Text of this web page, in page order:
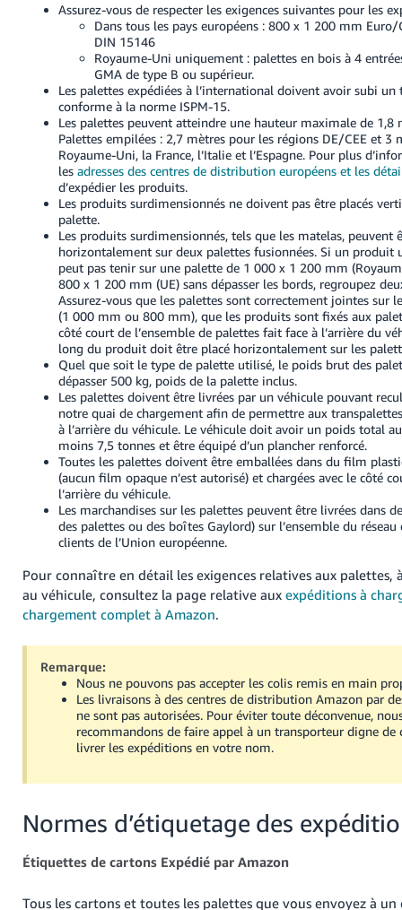
Assurez-vous de respecter les exigences suivantes pour les
Dans tous les pays européens : 800 x 1 200 mm Euro/
DIN 15146
Royaume-Uni uniquement : palettes en bois à 4
GMA de type B ou supérieur.
Les palettes expédiées à l’international doivent avoir subi
conforme à la norme ISPM-15.
Les palettes peuvent atteindre une hauteur maximale de 1,8
Palettes empilées : 2,7 mètres pour les régions DE/CEE et 3
Royaume-Uni, la France, l’Italie et l’Espagne. Pour plus
lesadresses des centres de distribution européens et les
d’expédier les produits.
Les produits surdimensionnés ne doivent pas être placés
palette.
Les produits surdimensionnés, tels que les matelas, peuvent
horizontalement sur deux palettes fusionnées. Si un produit
peut pas tenir sur une palette de 1 000 x 1 200 mm
800 x 1 200 mm (UE) sans dépasser les bords, regroupez
Assurez-vous que les palettes sont correctement jointes sur
(1 000 mm ou 800 mm), que les produits sont fixés aux
côté court de l’ensemble de palettes fait face à l’arrière du
long du produit doit être placé horizontalement sur les
Quel que soit le type de palette utilisé, le poids brut des
dépasser 500 kg, poids de la palette inclus.
Les palettes doivent être livrées par un véhicule pouvant
notre quai de chargement afin de permettre aux transpalettes
à l’arrière du véhicule. Le véhicule doit avoir un poids total
moins 7,5 tonnes et être équipé d’un plancher renforcé.
Toutes les palettes doivent être emballées dans du film
(aucun film opaque n’est autorisé) et chargées avec le côté
l’arrière du véhicule.
Les marchandises sur les palettes peuvent être livrées dans
des palettes ou des boîtes Gaylord) sur l’ensemble du
clients de l’Union européenne.
Pour connaître en détail les exigences relatives aux palettes,
au véhicule, consultez la page relative auxexpéditions à
chargement complet à Amazon.
Remarque:
Nous ne pouvons pas accepter les colis remis en main
Les livraisons à des centres de distribution Amazon par
ne sont pas autorisées. Pour éviter toute déconvenue,
recommandons de faire appel à un transporteur digne de
livrer les expéditions en votre nom.
Normes d’étiquetage des
Étiquettes de cartons Expédié par Amazon
Tous les cartons et toutes les palettes que vous envoyez à un